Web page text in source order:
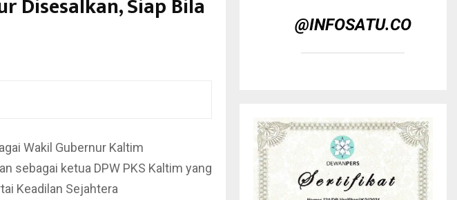
Disesalkan, Siap Bila
Wakil Gubernur Kaltim
sebagai ketua DPW PKS Kaltim yang
Keadilan Sejahtera
@INFOSATU.CO